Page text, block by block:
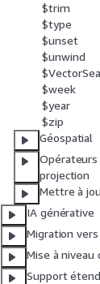
$trim
$type
$unset
$unwind
$week
$year
$zip
Géospatial
projection
Mettre à
IA générative
Migration
Mise à niveau
Support